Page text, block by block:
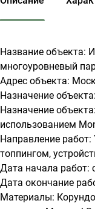
Название объекта:
многоуровневый
Адрес объекта:
Назначение
Назначение
использованием
Направление работ:
топпингом,
Дата начала работ:
Дата окончание
Материалы: